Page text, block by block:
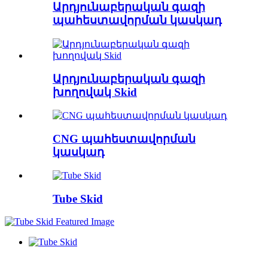
Արդյունաբերական գազի
պահեստավորման կասկադ
Արդյունաբերական գազի
խողովակ Skid
CNG պահեստավորման
կասկադ
Tube Skid